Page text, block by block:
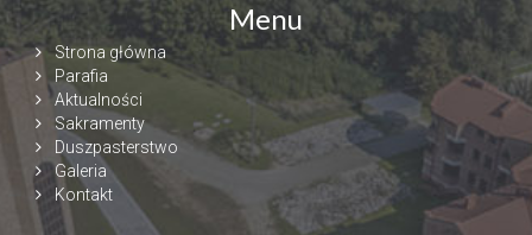
Menu
Strona główna
Parafia
Aktualności
Sakramenty
Duszpasterstwo
Galeria
Kontakt